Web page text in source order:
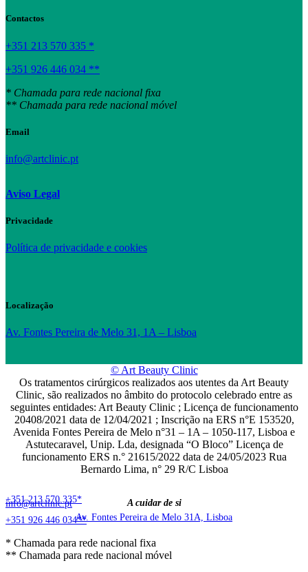
Contactos
+351 213 570 335 *
+351 926 446 034 **
* Chamada para rede nacional fixa
** Chamada para rede nacional móvel
Email
info@artclinic.pt
Aviso Legal
Privacidade
Política de privacidade e cookies
Localização
Av. Fontes Pereira de Melo 31, 1A – Lisboa
© Art Beauty Clinic
Os tratamentos cirúrgicos realizados aos utentes da Art Beauty
Clinic, são realizados no âmbito do protocolo celebrado entre as
seguintes entidades: Art Beauty Clinic ; Licença de funcionamento
20408/2021 data de 12/04/2021 ; Inscrição na ERS n°E 153520,
Avenida Fontes Pereira de Melo n°31 – 1A – 1050-117, Lisboa e
Astutecaravel, Unip. Lda, designada “O Bloco” Licença de
funcionamento ERS n.° 21615/2022 data de 24/05/2023 Rua
Bernardo Lima, n° 29 R/C Lisboa
A cuidar de si
Av. Fontes Pereira de Melo 31A, Lisboa
info@artclinic.pt
+351 213 570 335*
+351 926 446 034**
* Chamada para rede nacional fixa
** Chamada para rede nacional móvel